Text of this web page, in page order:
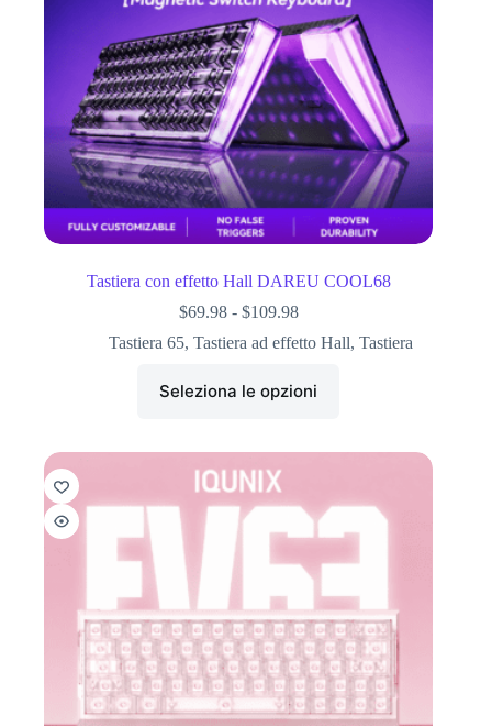
Tastiera con effetto Hall DAREU COOL68
$69.98 - $109.98
Tastiera 65, Tastiera ad effetto Hall, Tastiera
Seleziona le opzioni